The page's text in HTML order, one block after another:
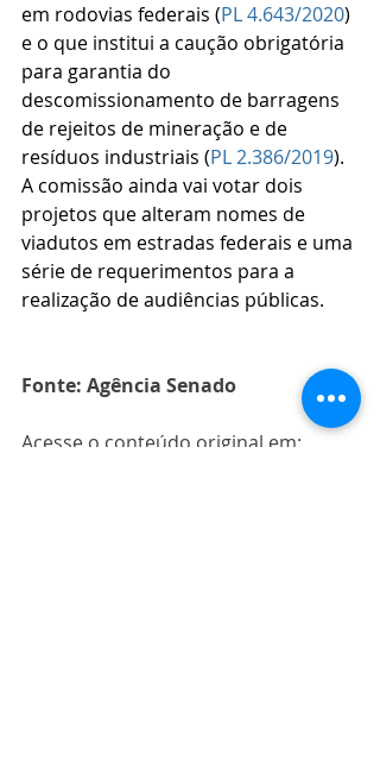
em rodovias federais (PL 4.643/2020)
e o que institui a caução obrigatória
para garantia do
descomissionamento de barragens
de rejeitos de mineração e de
resíduos industriais (PL 2.386/2019).
A comissão ainda vai votar dois
projetos que alteram nomes de
viadutos em estradas federais e uma
série de requerimentos para a
realização de audiências públicas.
Fonte: Agência Senado
Acesse o conteúdo original em: